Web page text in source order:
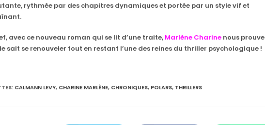
rythmée par des chapitres dynamiques et portée par un style vif et
avec ce nouveau roman qui se lit d’une traite, Marlène Charine nous prouve
sait se renouveler tout en restant l’une des reines du thriller psychologique !
: CALMANN LEVY, CHARINE MARLÈNE, CHRONIQUES, POLARS, THRILLERS